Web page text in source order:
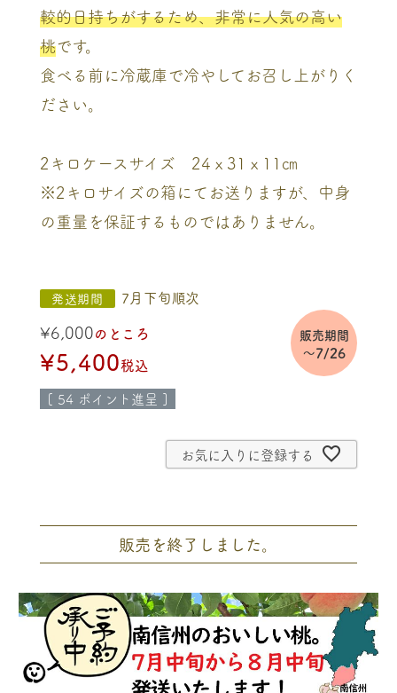
較的日持ちがするため、非常に人気の高い
桃です。
食べる前に冷蔵庫で冷やしてお召し上がりく
ださい。
2キロケースサイズ 24ｘ31ｘ11㎝
※2キロサイズの箱にてお送りますが、中身
の重量を保証するものではありません。
発送期間 7月下旬順次
¥6,000のところ
¥5,400税込
販売期間
～7/26
[ 54 ポイント進呈 ]
お気に入りに登録する
販売を終了しました。